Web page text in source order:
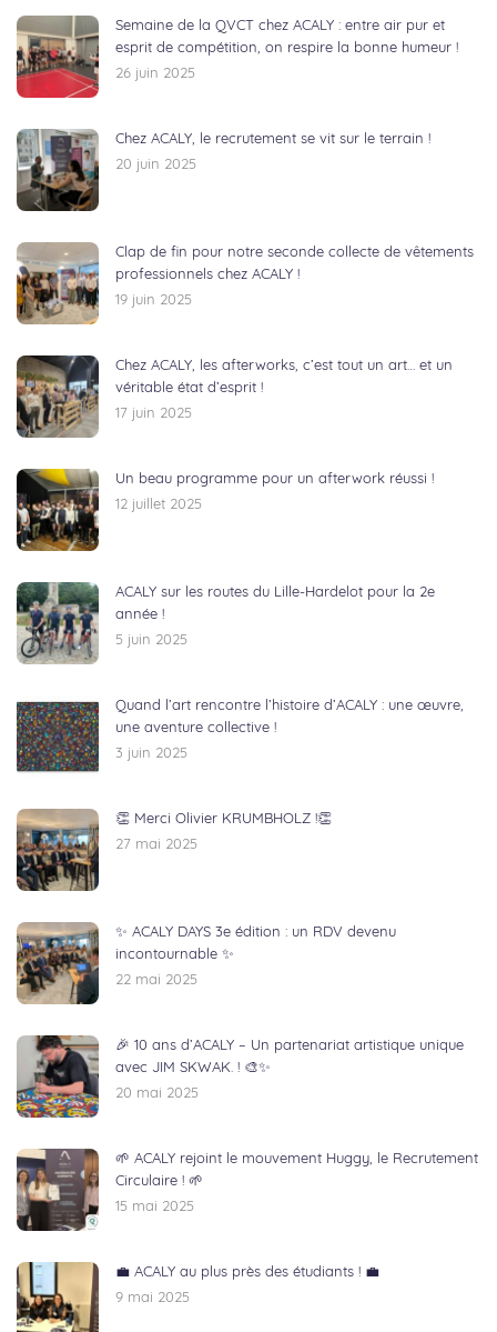
Semaine de la QVCT chez ACALY : entre air pur et
esprit de compétition, on respire la bonne humeur !
26 juin 2025
Chez ACALY, le recrutement se vit sur le terrain !
20 juin 2025
Clap de fin pour notre seconde collecte de vêtements
professionnels chez ACALY !
19 juin 2025
Chez ACALY, les afterworks, c’est tout un art… et un
véritable état d’esprit !
17 juin 2025
Un beau programme pour un afterwork réussi !
12 juillet 2025
ACALY sur les routes du Lille-Hardelot pour la 2e
année !
5 juin 2025
Quand l’art rencontre l’histoire d’ACALY : une œuvre,
une aventure collective !
3 juin 2025
👏 Merci Olivier KRUMBHOLZ !👏
27 mai 2025
✨ ACALY DAYS 3e édition : un RDV devenu
incontournable ✨
22 mai 2025
🎉 10 ans d’ACALY – Un partenariat artistique unique
avec JIM SKWAK. ! 🎨✨
20 mai 2025
🌱 ACALY rejoint le mouvement Huggy, le Recrutement
Circulaire ! 🌱
15 mai 2025
💼 ACALY au plus près des étudiants ! 💼
9 mai 2025